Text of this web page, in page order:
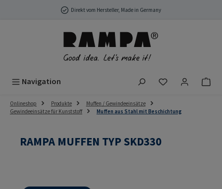
Zum Hauptinhalt springenDirekt vom Hersteller, Made in Germany
Navigation Du hast 0
Onlineshop Produkte
Muffen / Gewindeeinsätze
Gewindeeinsätze für Kunststoff
Muffen aus Stahl mit Beschichtung
RAMPA MUFFEN TYP SKD330